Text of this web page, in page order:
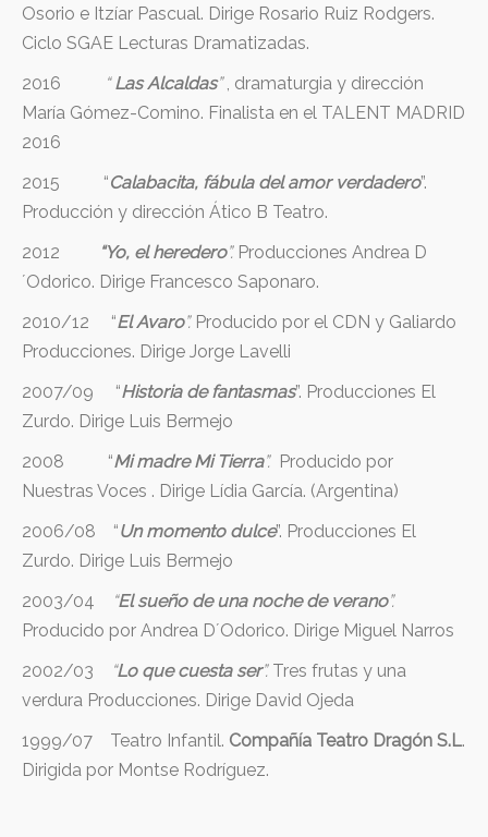
Osorio e Itzíar Pascual. Dirige Rosario Ruiz Rodgers.
Ciclo SGAE Lecturas Dramatizadas.
2016
“Las Alcaldas”, dramaturgia y dirección
María Gómez-Comino. Finalista en el TALENT MADRID
2016
2015 “Calabacita, fábula del amor verdadero”.
Producción y dirección Ático B Teatro.
2012
“Yo, el heredero”. Producciones Andrea D
´Odorico. Dirige Francesco Saponaro.
2010/12 “El Avaro”. Producido por el CDN y Galiardo
Producciones. Dirige Jorge Lavelli
2007/09 “Historia de fantasmas”. Producciones El
Zurdo. Dirige Luis Bermejo
2008 “Mi madre Mi Tierra”. Producido por
Nuestras Voces . Dirige Lídia García. (Argentina)
2006/08 “Un momento dulce”. Producciones El
Zurdo. Dirige Luis Bermejo
2003/04
“El sueño de una noche de verano”.
Producido por Andrea D´Odorico. Dirige Miguel Narros
2002/03
“Lo que cuesta ser”.Tres frutas y una
verdura Producciones. Dirige David Ojeda
1999/07 Teatro Infantil. Compañía Teatro Dragón S.L.
Dirigida por Montse Rodríguez.